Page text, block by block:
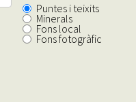
Puntes i teixits
Minerals
Fons local
Fons fotogràfic